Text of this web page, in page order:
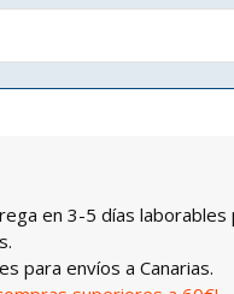
en 3-5 días laborables
para envíos a Canarias.